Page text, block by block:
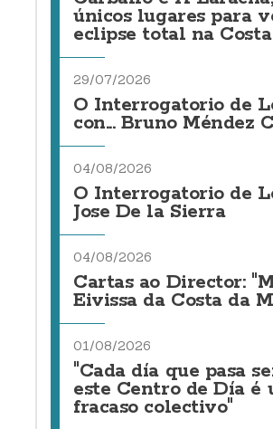
únicos lugares para
eclipse total na
29/07/2026
O Interrogatorio de
con... Bruno Méndez
04/08/2026
O Interrogatorio de
Jose De la Sierra
04/08/2026
Cartas ao Director:
Eivissa da Costa da
01/08/2026
"Cada día que pasa
este Centro de Día é
fracaso colectivo"